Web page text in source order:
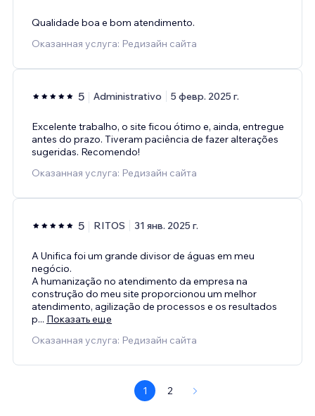
Qualidade boa e bom atendimento.
Оказанная услуга: Редизайн сайта
5 Administrativo 5 февр. 2025 г.
Excelente trabalho, o site ficou ótimo e, ainda, entregue
antes do prazo. Tiveram paciência de fazer alterações
sugeridas. Recomendo!
Оказанная услуга: Редизайн сайта
5 RITOS 31 янв. 2025 г.
A Unifica foi um grande divisor de águas em meu
negócio.
A humanização no atendimento da empresa na
construção do meu site proporcionou um melhor
atendimento, agilização de processos e os resultados
p... Показать еще
Оказанная услуга: Редизайн сайта
1 2